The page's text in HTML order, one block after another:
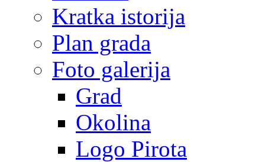
Kratka istorija
Plan grada
Foto galerija
Grad
Okolina
Logo Pirota